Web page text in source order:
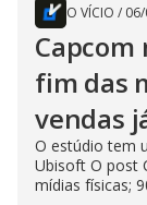
O VÍCIO /
Capcom
fim das
vendas
O estúdio tem
Ubisoft O post
mídias físicas;